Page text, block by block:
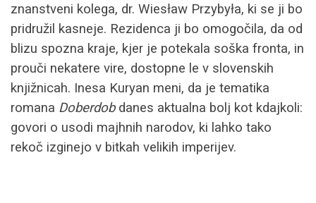
znanstveni kolega, dr. Wiesław Przybyła, ki se ji bo
pridružil kasneje. Rezidenca ji bo omogočila, da od
blizu spozna kraje, kjer je potekala soška fronta, in
prouči nekatere vire, dostopne le v slovenskih
knjižnicah. Inesa Kuryan meni, da je tematika
romana Doberdobdanes aktualna bolj kot kdajkoli:
govori o usodi majhnih narodov, ki lahko tako
rekoč izginejo v bitkah velikih imperijev.